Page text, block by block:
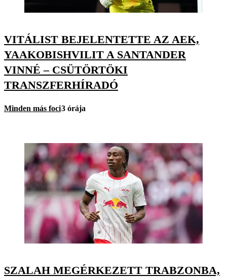
VITÁLIST BEJELENTETTE AZ AEK,
YAAKOBISHVILIT A SANTANDER
VINNÉ – CSÜTÖRTÖKI
TRANSZFERHÍRADÓ
Minden más foci3 órája
SZALAH MEGÉRKEZETT TRABZONBA,